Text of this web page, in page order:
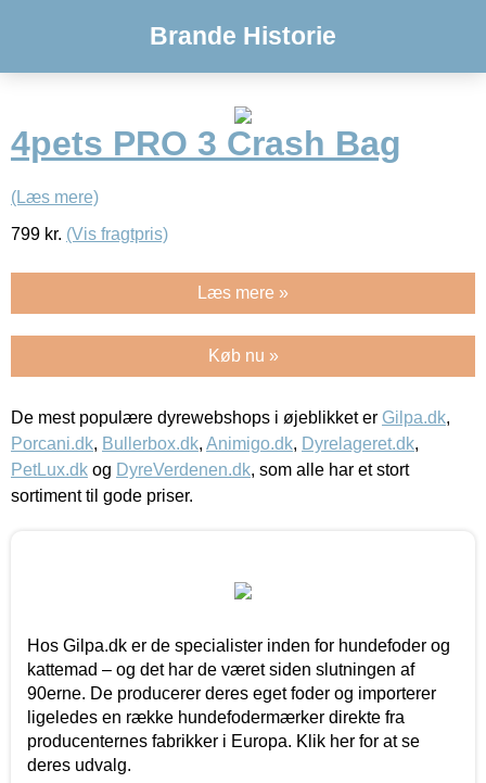
Brande Historie
4pets PRO 3 Crash Bag
(Læs mere)
799 kr. (Vis fragtpris)
Læs mere »
Køb nu »
De mest populære dyrewebshops i øjeblikket er Gilpa.dk,
Porcani.dk, Bullerbox.dk, Animigo.dk, Dyrelageret.dk,
PetLux.dk og DyreVerdenen.dk, som alle har et stort
sortiment til gode priser.
Hos Gilpa.dk er de specialister inden for hundefoder og
kattemad – og det har de været siden slutningen af
90erne. De producerer deres eget foder og importerer
ligeledes en række hundefodermærker direkte fra
producenternes fabrikker i Europa. Klik her for at se
deres udvalg.